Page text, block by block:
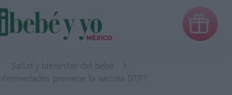

Salud y bienestar del bebé
previene la vacuna DTP?